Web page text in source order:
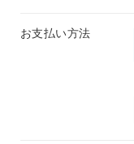
お支払い方法